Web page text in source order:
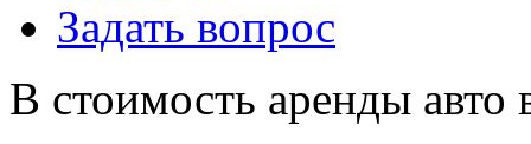
Задать вопрос
В стоимость аренды авто